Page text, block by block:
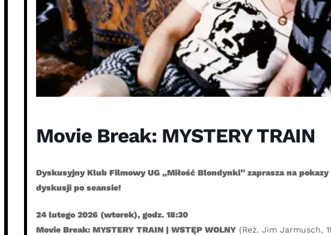
Movie Break: MYSTERY TRAIN
Dyskusyjny Klub Filmowy UG „Miłość Blondynki” zaprasza na
dyskusji po seansie!
24 lutego 2026 (wtorek), godz. 18:30
Movie Break: MYSTERY TRAIN | WSTĘP WOLNY(Reż. Jim Jarmusch,